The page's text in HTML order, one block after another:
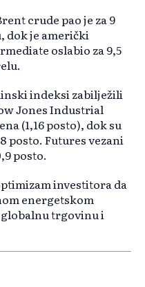
crude pao je za 9
dok je američki
oslabio za 9,5
indeksi zabilježili
Jones Industrial
(1,16 posto), dok su
posto. Futures vezani
posto.
investitora da
energetskom
trgovinu i